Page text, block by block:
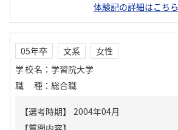
体験記の詳細はこちら
05年卒 文系
女性
学校名 ： 学習院大学
職種 ： 総合職
【質問内容】